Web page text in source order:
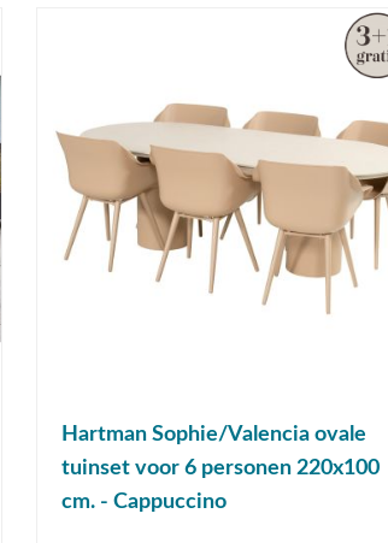
Hartman Sophie/Valencia ovale
tuinset voor 6 personen 220x100
cm. - Cappuccino